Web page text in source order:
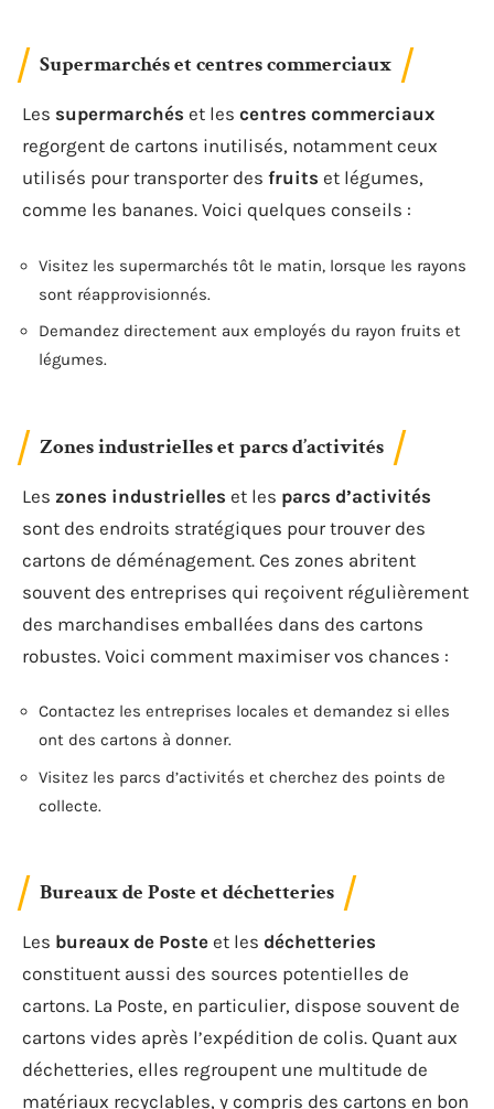
Supermarchés et centres commerciaux
Les supermarchés et les centres commerciaux
regorgent de cartons inutilisés, notamment ceux
utilisés pour transporter des fruits et légumes,
comme les bananes. Voici quelques conseils :
Visitez les supermarchés tôt le matin, lorsque les rayons
sont réapprovisionnés.
Demandez directement aux employés du rayon fruits et
légumes.
Zones industrielles et parcs d’activités
Les zones industrielles et les parcs d’activités
sont des endroits stratégiques pour trouver des
cartons de déménagement. Ces zones abritent
souvent des entreprises qui reçoivent régulièrement
des marchandises emballées dans des cartons
robustes. Voici comment maximiser vos chances :
Contactez les entreprises locales et demandez si elles
ont des cartons à donner.
Visitez les parcs d’activités et cherchez des points de
collecte.
Bureaux de Poste et déchetteries
Les bureaux de Poste et les déchetteries
constituent aussi des sources potentielles de
cartons. La Poste, en particulier, dispose souvent de
cartons vides après l’expédition de colis. Quant aux
déchetteries, elles regroupent une multitude de
matériaux recyclables, y compris des cartons en bon